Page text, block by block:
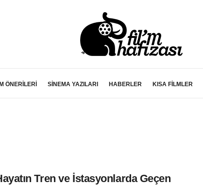
ÖNERİLERİ SİNEMA YAZILARI HABERLER KISA FİLMLER
Tren ve İstasyonlarda Geçen